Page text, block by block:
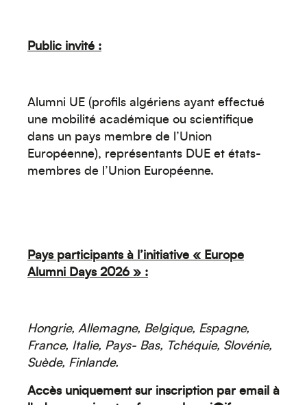
Public invité :
Alumni UE (profils algériens ayant effectué
une mobilité académique ou scientifique
dans un pays membre de l’Union
Européenne), représentants DUE et états-
membres de l’Union Européenne.
Pays participants à l’initiative « Europe
Alumni Days 2026 » :
Hongrie, Allemagne, Belgique, Espagne,
France, Italie, Pays- Bas, Tchéquie, Slovénie,
Suède, Finlande.
Accès uniquement sur inscription par email à